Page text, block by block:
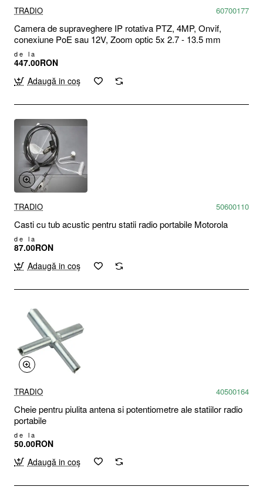
TRADIO 60700177
Camera de supraveghere IP rotativa PTZ, 4MP, Onvif,
conexiune PoE sau 12V, Zoom optic 5x 2.7 - 13.5 mm
de la
447.00RON
Adaugă in coş
TRADIO 50600110
Casti cu tub acustic pentru statii radio portabile Motorola
de la
87.00RON
Adaugă in coş
TRADIO 40500164
Cheie pentru piulita antena si potentiometre ale statiilor radio
portabile
de la
50.00RON
Adaugă in coş